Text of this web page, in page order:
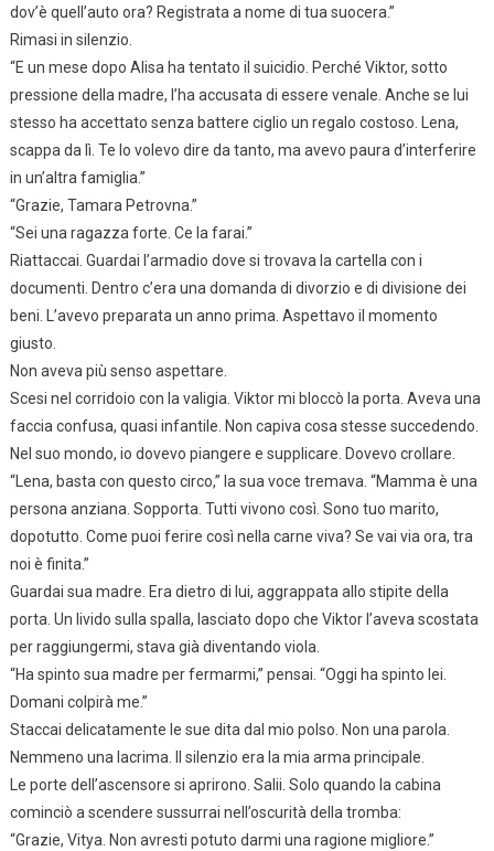
dov’è quell’auto ora? Registrata a nome di tua suocera.”
Rimasi in silenzio.
“E un mese dopo Alisa ha tentato il suicidio. Perché Viktor, sotto
pressione della madre, l’ha accusata di essere venale. Anche se lui
stesso ha accettato senza battere ciglio un regalo costoso. Lena,
scappa da lì. Te lo volevo dire da tanto, ma avevo paura d’interferire
in un’altra famiglia.”
“Grazie, Tamara Petrovna.”
“Sei una ragazza forte. Ce la farai.”
Riattaccai. Guardai l’armadio dove si trovava la cartella con i
documenti. Dentro c’era una domanda di divorzio e di divisione dei
beni. L’avevo preparata un anno prima. Aspettavo il momento
giusto.
Non aveva più senso aspettare.
Scesi nel corridoio con la valigia. Viktor mi bloccò la porta. Aveva una
faccia confusa, quasi infantile. Non capiva cosa stesse succedendo.
Nel suo mondo, io dovevo piangere e supplicare. Dovevo crollare.
“Lena, basta con questo circo,” la sua voce tremava. “Mamma è una
persona anziana. Sopporta. Tutti vivono così. Sono tuo marito,
dopotutto. Come puoi ferire così nella carne viva? Se vai via ora, tra
noi è finita.”
Guardai sua madre. Era dietro di lui, aggrappata allo stipite della
porta. Un livido sulla spalla, lasciato dopo che Viktor l’aveva scostata
per raggiungermi, stava già diventando viola.
“Ha spinto sua madre per fermarmi,” pensai. “Oggi ha spinto lei.
Domani colpirà me.”
Staccai delicatamente le sue dita dal mio polso. Non una parola.
Nemmeno una lacrima. Il silenzio era la mia arma principale.
Le porte dell’ascensore si aprirono. Salii. Solo quando la cabina
cominciò a scendere sussurrai nell’oscurità della tromba:
“Grazie, Vitya. Non avresti potuto darmi una ragione migliore.”